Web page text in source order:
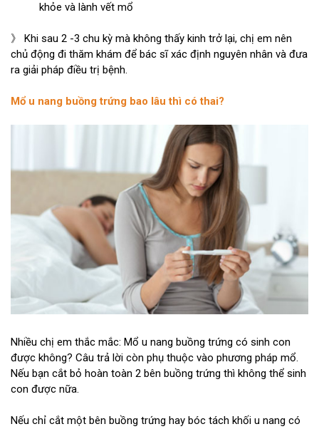
khỏe và lành vết mổ
》 Khi sau 2 -3 chu kỳ mà không thấy kinh trở lại, chị em nên
chủ động đi thăm khám để bác sĩ xác định nguyên nhân và đưa
ra giải pháp điều trị bệnh.
Mổ u nang buồng trứng bao lâu thì có thai?
Nhiều chị em thắc mắc: Mổ u nang buồng trứng có sinh con
được không? Câu trả lời còn phụ thuộc vào phương pháp mổ.
Nếu bạn cắt bỏ hoàn toàn 2 bên buồng trứng thì không thể sinh
con được nữa.
Nếu chỉ cắt một bên buồng trứng hay bóc tách khối u nang có